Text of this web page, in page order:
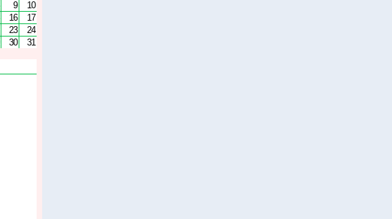
9
10
16
17
23
24
30 31